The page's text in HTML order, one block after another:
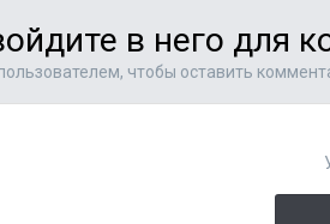
в него для
чтобы оставить